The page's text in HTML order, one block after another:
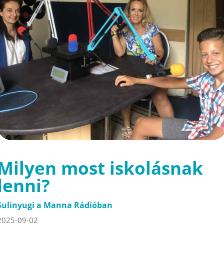
most iskolásnak
a Manna Rádióban
09-02